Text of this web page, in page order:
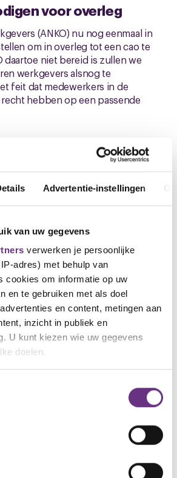
Advertentie-instellingen
van uw gegevens
verwerken je persoonlijke
adres) met behulp van
cookies om informatie op uw
en te gebruiken met als doel
en content, metingen aan
inzicht in publiek en
U kunt kiezen wie uw gegevens
doelen.
over uw geografische
identificeren door het actief te
eigenschappen (fingerprinting)
in het
detailgedeelte in.
voor overleg
(ANKO) nu nog eenmaal in
om in overleg tot een cao te
daartoe niet bereid is zullen we
werkgevers alsnog te
feit dat medewerkers in de
hebben op een passende
in eerste instantie vooral vorm
in de kapsalon weten dat in
moeten werken onder
je steun. We houden jou de
de hoogte van het vervolg. Volg
paginawaar je kunt meepraten
Ga naar de cao-pagina
kappers/cao-kappers/